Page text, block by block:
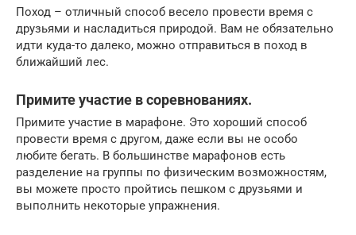
Поход – отличный способ весело провести время с
друзьями и насладиться природой. Вам не обязательно
идти куда-то далеко, можно отправиться в поход в
ближайший лес.
Примите участие в соревнованиях.
Примите участие в марафоне. Это хороший способ
провести время с другом, даже если вы не особо
любите бегать. В большинстве марафонов есть
разделение на группы по физическим возможностям,
вы можете просто пройтись пешком с друзьями и
выполнить некоторые упражнения.